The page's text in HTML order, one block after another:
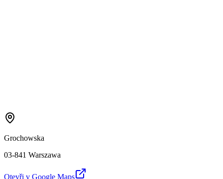
Grochowska
03-841 Warszawa
Otevři v Google Maps